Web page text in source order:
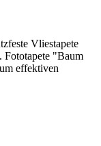
Vliestapete
Fototapete "Baum
effektiven